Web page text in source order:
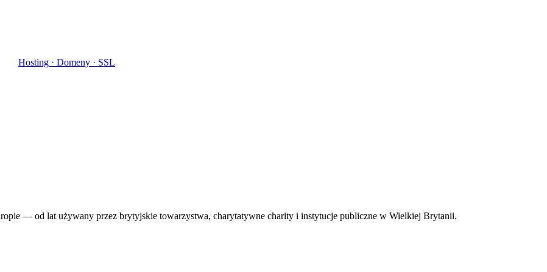
Hosting · Domeny · SSL
— od lat używany przez brytyjskie towarzystwa, charytatywne charity i instytucje publiczne w Wielkiej Brytanii.